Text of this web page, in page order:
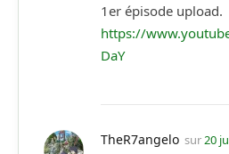
1er épisode upload.
https://
DaY
TheR7angelo sur20